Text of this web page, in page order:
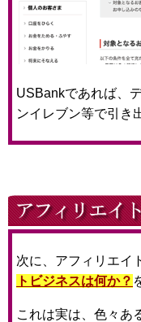
USBankであれば、
ンイレブン等で引き
次に、アフィリエイ
トビジネスは何か？
これは実は、色々あ